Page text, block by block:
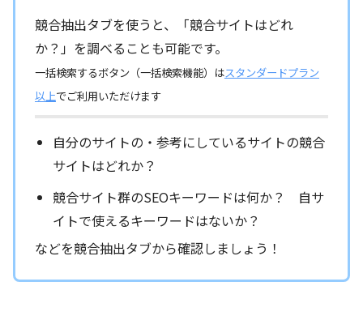
競合抽出タブを使うと、「競合サイトはどれ
か？」を調べることも可能です。
一括検索するボタン（一括検索機能）はスタンダードプラン
以上でご利用いただけます
自分のサイトの・参考にしているサイトの競合
サイトはどれか？
競合サイト群のSEOキーワードは何か？ 自サ
イトで使えるキーワードはないか？
などを競合抽出タブから確認しましょう！